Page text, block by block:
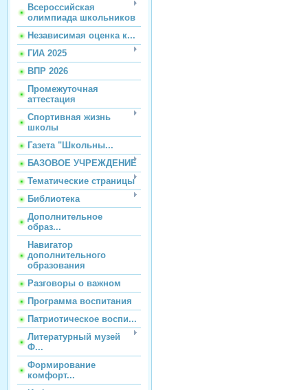
Всероссийская
олимпиада школьников
Независимая оценка к...
ГИА 2025
ВПР 2026
Промежуточная
аттестация
Спортивная жизнь
школы
Газета "Школьны...
БАЗОВОЕ УЧРЕЖДЕНИЕ
Тематические страницы
Библиотека
Дополнительное
образ...
Навигатор
дополнительного
образования
Разговоры о важном
Программа воспитания
Патриотическое воспи...
Литературный музей
Ф...
Формирование
комфорт...